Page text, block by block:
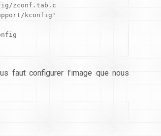
zconf.tab.c
kconfig'
faut configurer l’image que nous